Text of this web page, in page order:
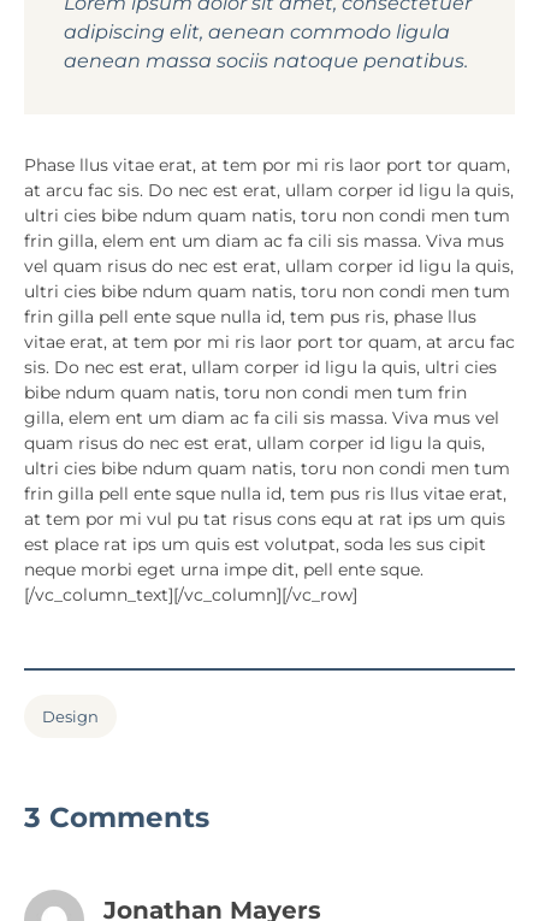
adipiscing elit, aenean commodo ligula
aenean massa sociis natoque penatibus.
Phase llus vitae erat, at tem por mi ris laor port tor quam,
at arcu fac sis. Do nec est erat, ullam corper id ligu la quis,
ultri cies bibe ndum quam natis, toru non condi men tum
frin gilla, elem ent um diam ac fa cili sis massa. Viva mus
vel quam risus do nec est erat, ullam corper id ligu la quis,
ultri cies bibe ndum quam natis, toru non condi men tum
frin gilla pell ente sque nulla id, tem pus ris, phase llus
vitae erat, at tem por mi ris laor port tor quam, at arcu fac
sis. Do nec est erat, ullam corper id ligu la quis, ultri cies
bibe ndum quam natis, toru non condi men tum frin
gilla, elem ent um diam ac fa cili sis massa. Viva mus vel
quam risus do nec est erat, ullam corper id ligu la quis,
ultri cies bibe ndum quam natis, toru non condi men tum
frin gilla pell ente sque nulla id, tem pus ris llus vitae erat,
at tem por mi vul pu tat risus cons equ at rat ips um quis
est place rat ips um quis est volutpat, soda les sus cipit
neque morbi eget urna impe dit, pell ente sque.
[/vc_column_text][/vc_column][/vc_row]
Design
3 Comments
Jonathan Mayers